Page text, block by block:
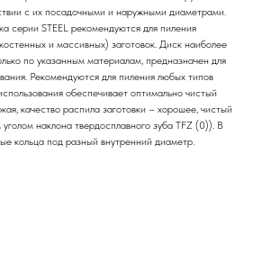
с их посадочными и наружными диаметрами.
серии STEEL рекомендуются для пиления
и массивных) заготовок. Диск наиболее
по указанным материалам, предназначен для
Рекомендуются для пиления любых типов
обеспечивает оптимально чистый
качество распила заготовки – хорошее, чистый
наклона твердосплавного зуба TFZ (0)). В
кольца под разный внутренний диаметр.